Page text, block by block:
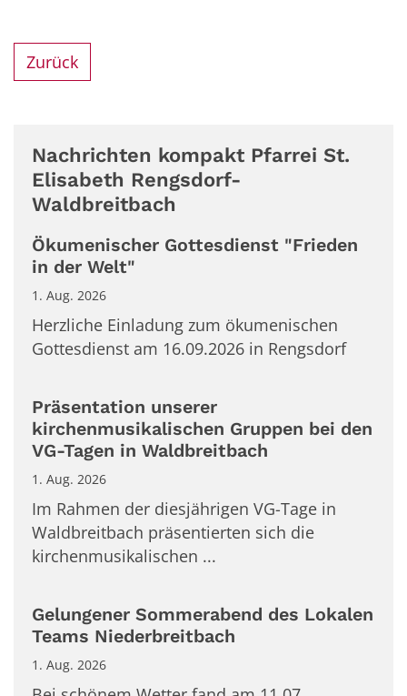
Zurück
Nachrichten kompakt Pfarrei St.
Elisabeth Rengsdorf-
Waldbreitbach
Ökumenischer Gottesdienst "Frieden
in der Welt"
1. Aug. 2026
Herzliche Einladung zum ökumenischen
Gottesdienst am 16.09.2026 in Rengsdorf
Präsentation unserer
kirchenmusikalischen Gruppen bei den
VG-Tagen in Waldbreitbach
1. Aug. 2026
Im Rahmen der diesjährigen VG-Tage in
Waldbreitbach präsentierten sich die
kirchenmusikalischen ...
Gelungener Sommerabend des Lokalen
Teams Niederbreitbach
1. Aug. 2026